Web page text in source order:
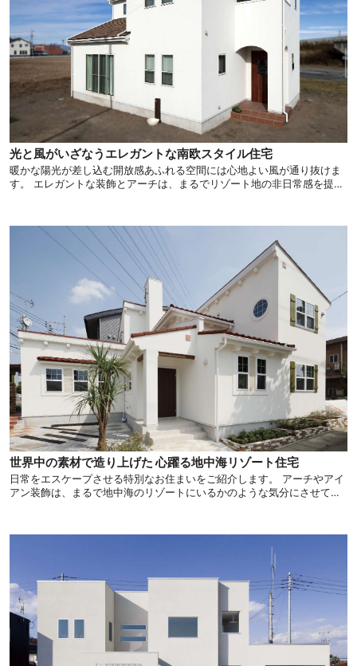
光と風がいざなうエレガントな南欧スタイル住宅
暖かな陽光が差し込む開放感あふれる空間には心地よい風が通り抜けま
す。 エレガントな装飾とアーチは、まるでリゾート地の非日常感を提供
世界中の素材で造り上げた 心躍る地中海リゾート住宅
日常をエスケープさせる特別なお住まいをご紹介します。 アーチやアイ
アン装飾は、まるで地中海のリゾートにいるかのような気分にさせてく